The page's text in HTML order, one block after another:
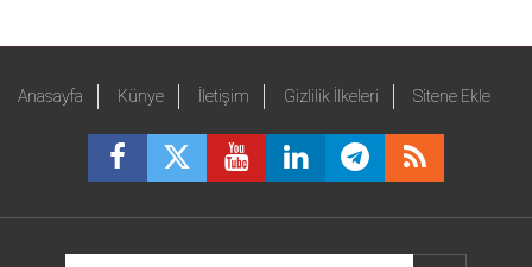
Anasayfa Künye İletişim Gizlilik İlkeleri Sitene Ekle